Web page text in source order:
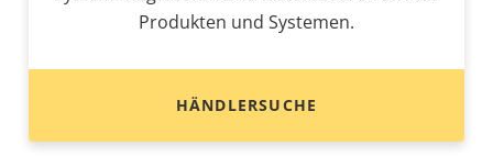
Produkten und Systemen.
HÄNDLERSUCHE